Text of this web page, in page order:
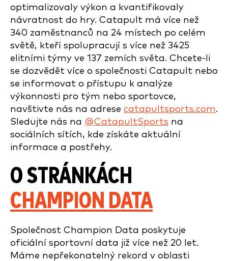
optimalizovaly výkon a kvantifikovaly
návratnost do hry. Catapult má více než
340 zaměstnanců na 24 místech po celém
světě, kteří spolupracují s více než 3425
elitními týmy ve 137 zemích světa. Chcete-li
se dozvědět více o společnosti Catapult nebo
se informovat o přístupu k analýze
výkonnosti pro tým nebo sportovce,
navštivte nás na adrese catapultsports.com.
Sledujte nás na @CatapultSports na
sociálních sítích, kde získáte aktuální
informace a postřehy.
O STRÁNKÁCH
CHAMPION DATA
Společnost Champion Data poskytuje
oficiální sportovní data již více než 20 let.
Máme nepřekonatelný rekord v oblasti